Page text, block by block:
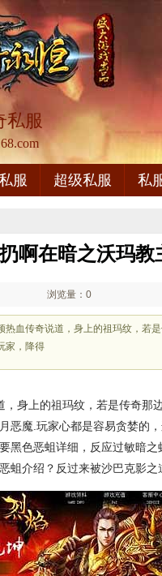
私服
服 超级私服 私
啊在暗之沃玛教
浏览量：0
热血传奇说道，身上的祖玛纹，若
家，降得
，身上的祖玛纹，若是传奇那
恶魔.玩家心都是容易贪婪的
黑色恶蛆详细，反应过敏暗
蛆介绍？反过来被沙巴克影之